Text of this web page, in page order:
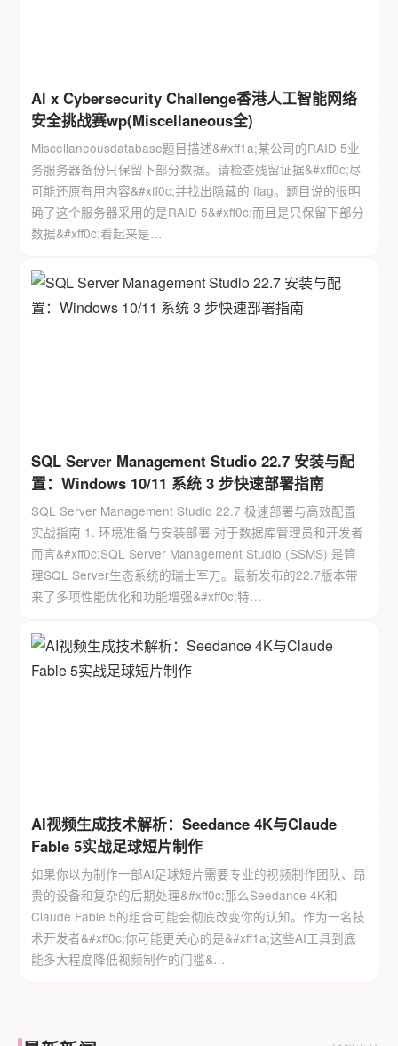
Al x Cybersecurity Challenge香港人工智能网络
安全挑战赛wp(Miscellaneous全)
Miscellaneousdatabase题目描述&#xff1a;某公司的RAID 5业
务服务器备份只保留下部分数据。请检查残留证据&#xff0c;尽
可能还原有用内容&#xff0c;并找出隐藏的 flag。题目说的很明
确了这个服务器采用的是RAID 5&#xff0c;而且是只保留下部分
数据&#xff0c;看起来是…
SQL Server Management Studio 22.7 安装与配
置：Windows 10/11 系统 3 步快速部署指南
SQL Server Management Studio 22.7 极速部署与高效配置
实战指南 1. 环境准备与安装部署 对于数据库管理员和开发者
而言&#xff0c;SQL Server Management Studio (SSMS) 是管
理SQL Server生态系统的瑞士军刀。最新发布的22.7版本带
来了多项性能优化和功能增强&#xff0c;特…
AI视频生成技术解析：Seedance 4K与Claude
Fable 5实战足球短片制作
如果你以为制作一部AI足球短片需要专业的视频制作团队、昂
贵的设备和复杂的后期处理&#xff0c;那么Seedance 4K和
Claude Fable 5的组合可能会彻底改变你的认知。作为一名技
术开发者&#xff0c;你可能更关心的是&#xff1a;这些AI工具到底
能多大程度降低视频制作的门槛&…